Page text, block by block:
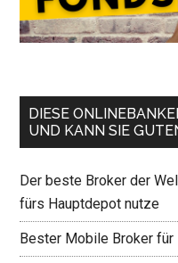
DIESE
UND KANN SIE
Der beste Broker der
fürs Hauptdepot nutze
Bester Mobile Broker